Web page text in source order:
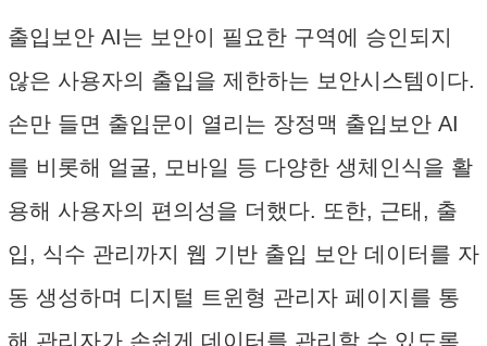
출입보안 AI는 보안이 필요한 구역에 승인되지
않은 사용자의 출입을 제한하는 보안시스템이다.
손만 들면 출입문이 열리는 장정맥 출입보안 AI
를 비롯해 얼굴, 모바일 등 다양한 생체인식을 활
용해 사용자의 편의성을 더했다. 또한, 근태, 출
입, 식수 관리까지 웹 기반 출입 보안 데이터를 자
동 생성하며 디지털 트윈형 관리자 페이지를 통
해 관리자가 손쉽게 데이터를 관리할 수 있도록